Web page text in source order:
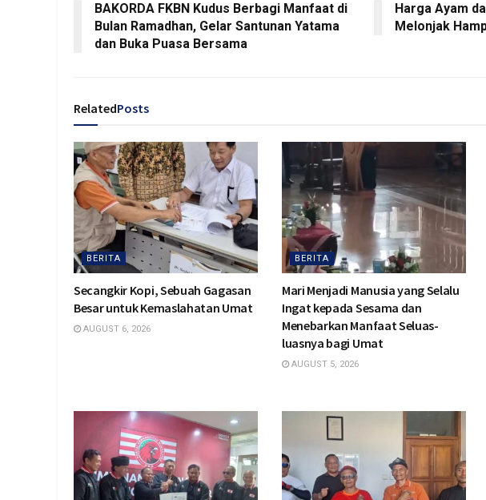
BAKORDA FKBN Kudus Berbagi Manfaat di
Bulan Ramadhan, Gelar Santunan Yatama
dan Buka Puasa Bersama
Harga Ayam
Melonjak
RelatedPosts
BERITA
Secangkir Kopi, Sebuah Gagasan
Besar untuk Kemaslahatan Umat
AUGUST 6, 2026
BERITA
Mari Menjadi Manusia yang Selalu
Ingat kepada Sesama dan
Menebarkan Manfaat Seluas-
luasnya bagi Umat
AUGUST 5, 2026